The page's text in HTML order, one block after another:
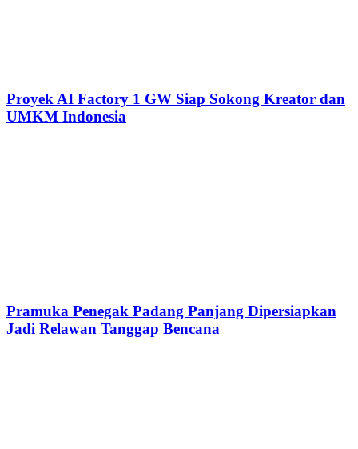
Proyek AI Factory 1 GW Siap Sokong Kreator dan
UMKM Indonesia
Pramuka Penegak Padang Panjang Dipersiapkan
Jadi Relawan Tanggap Bencana